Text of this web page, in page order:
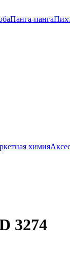
Панга-панга
химия
3274